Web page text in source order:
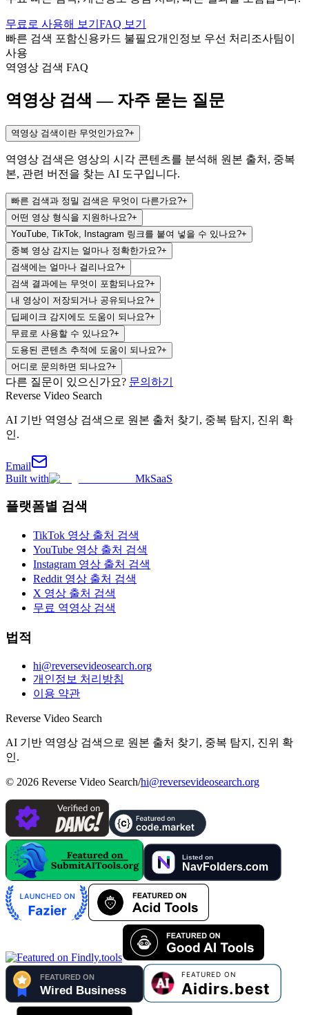
무료로 사용해 보기 FAQ 보기
빠른 검색 포함신용카드 불필요개인정보 우선 처리 조사팀이
사용
역영상 검색 FAQ
역영상 검색 — 자주 묻는 질문
역영상 검색이란 무엇인가요?+
역영상 검색은 영상의 시각 콘텐츠를 분석해 원본 출처, 중복
본, 관련 버전을 찾는 AI 도구입니다.
빠른 검색과 정밀 검색은 무엇이 다른가요?+
어떤 영상 형식을 지원하나요?+
YouTube, TikTok, Instagram 링크를 붙여 넣을 수 있나요?+
중복 영상 감지는 얼마나 정확한가요?+
검색에는 얼마나 걸리나요?+
검색 결과에는 무엇이 포함되나요?+
내 영상이 저장되거나 공유되나요?+
딥페이크 감지에도 도움이 되나요?+
무료로 사용할 수 있나요?+
도용된 콘텐츠 추적에 도움이 되나요?+
어디로 문의하면 되나요?+
다른 질문이 있으신가요? 문의하기
Reverse Video Search
AI 기반 역영상 검색으로 원본 출처 찾기, 중복 탐지, 진위 확
인.
Email
Built with
MkSaaS
플랫폼별 검색
TikTok 영상 출처 검색
YouTube 영상 출처 검색
Instagram 영상 출처 검색
Reddit 영상 출처 검색
X 영상 출처 검색
무료 역영상 검색
법적
hi@reversevideosearch.org
개인정보 처리방침
이용 약관
Reverse Video Search
AI 기반 역영상 검색으로 원본 출처 찾기, 중복 탐지, 진위 확
인.
© 2026 Reverse Video Search/hi@reversevideosearch.org